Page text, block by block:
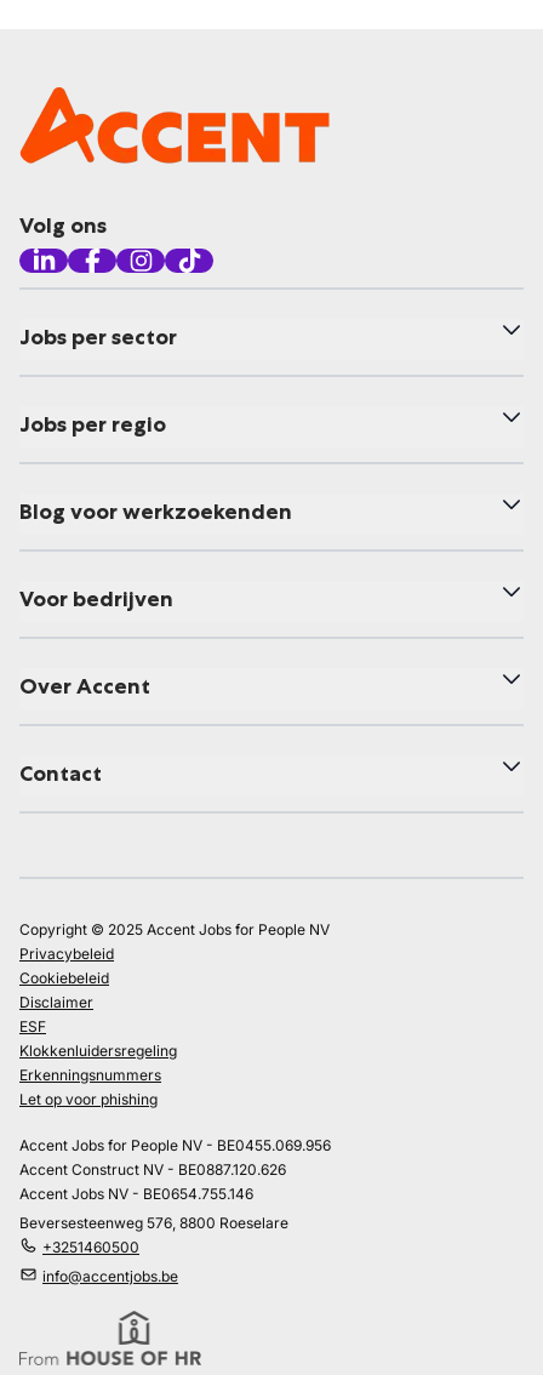
Volg ons
Jobs per sector
Jobs per regio
Blog voor werkzoekenden
Voor bedrijven
Over Accent
Contact
Copyright © 2025 Accent Jobs for People NV
Privacybeleid
Cookiebeleid
Disclaimer
ESF
Klokkenluidersregeling
Erkenningsnummers
Let op voor phishing
Accent Jobs for People NV - BE0455.069.956
Accent Construct NV - BE0887.120.626
Accent Jobs NV - BE0654.755.146
Beversesteenweg 576, 8800 Roeselare
+3251460500
info@accentjobs.be